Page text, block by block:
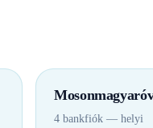
4 bankfiók — helyi